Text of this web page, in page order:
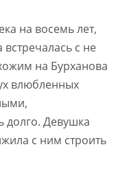
на восемь лет,
с не
на Бурханова
влюбленных
Девушка
с ним строить